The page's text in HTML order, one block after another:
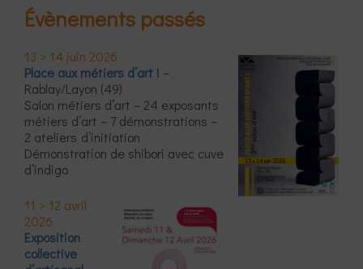
Évènements passés
13 > 14 juin 2026
Place aux métiers d’art ! –
Rablay/Layon (49)
Salon métiers d’art – 24 exposants
métiers d’art – 7 démonstrations –
2 ateliers d’initiation
Démonstration de shibori avec cuve
d’indigo
11 > 12 avril
2026
Exposition
collective